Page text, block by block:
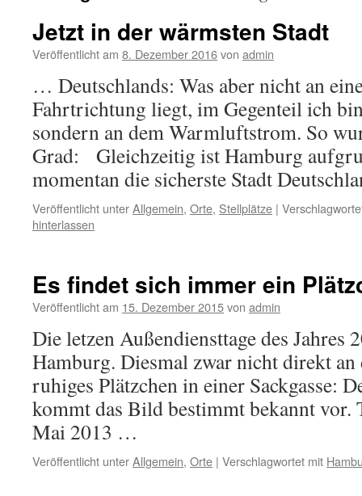
Jetzt in der wärmsten Stadt
Veröffentlicht am 8. Dezember 2016von admin
… Deutschlands: Was aber nicht an
Fahrtrichtung liegt, im Gegenteil ich
sondern an dem Warmluftstrom. So
Grad: Gleichzeitig ist Hamburg
momentan die sicherste Stadt
Veröffentlicht unterAllgemein, Orte, Stellplätze |
hinterlassen
Es findet sich immer ein
Veröffentlicht am 15. Dezember 2015von admin
Die letzen Außendiensttage des Jahres
Hamburg. Diesmal zwar nicht direkt
ruhiges Plätzchen in einer Sackgasse:
kommt das Bild bestimmt bekannt
Mai 2013 …
Veröffentlicht unterAllgemein, Orte | Verschlagwortet mit